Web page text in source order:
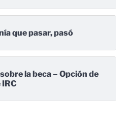
que pasar, pasó
la beca – Opción de